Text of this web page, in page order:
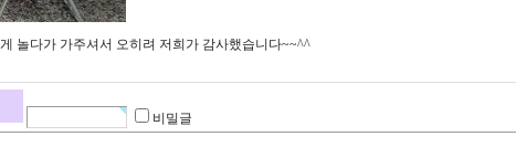
놀다가 가주셔서 오히려 저희가 감사했습니다~~^^
비밀글